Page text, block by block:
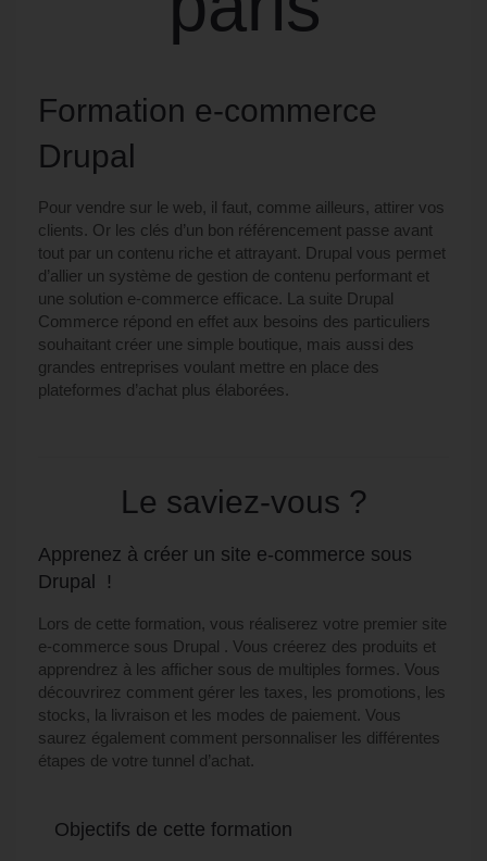
Formation e-commerce
Drupal
Pour vendre sur le web, il faut, comme ailleurs, attirer vos
clients. Or les clés d’un bon référencement passe avant
tout par un contenu riche et attrayant. Drupal vous permet
d’allier un système de gestion de contenu performant et
une solution e-commerce efficace. La suite Drupal
Commerce répond en effet aux besoins des particuliers
souhaitant créer une simple boutique, mais aussi des
grandes entreprises voulant mettre en place des
plateformes d’achat plus élaborées.
Le saviez-vous ?
Apprenez à créer un site e-commerce sous
Drupal !
Lors de cette formation, vous réaliserez votre premier site
e-commerce sous Drupal . Vous créerez des produits et
apprendrez à les afficher sous de multiples formes. Vous
découvrirez comment gérer les taxes, les promotions, les
stocks, la livraison et les modes de paiement. Vous
saurez également comment personnaliser les différentes
étapes de votre tunnel d’achat.
Objectifs de cette formation